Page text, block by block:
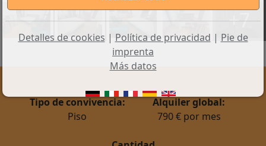
+7
Tipo de convivencia:
Piso
Alquiler global:
790 € por mes
Detalles de cookies | Política de privacidad | Pie de
imprenta
Más datos